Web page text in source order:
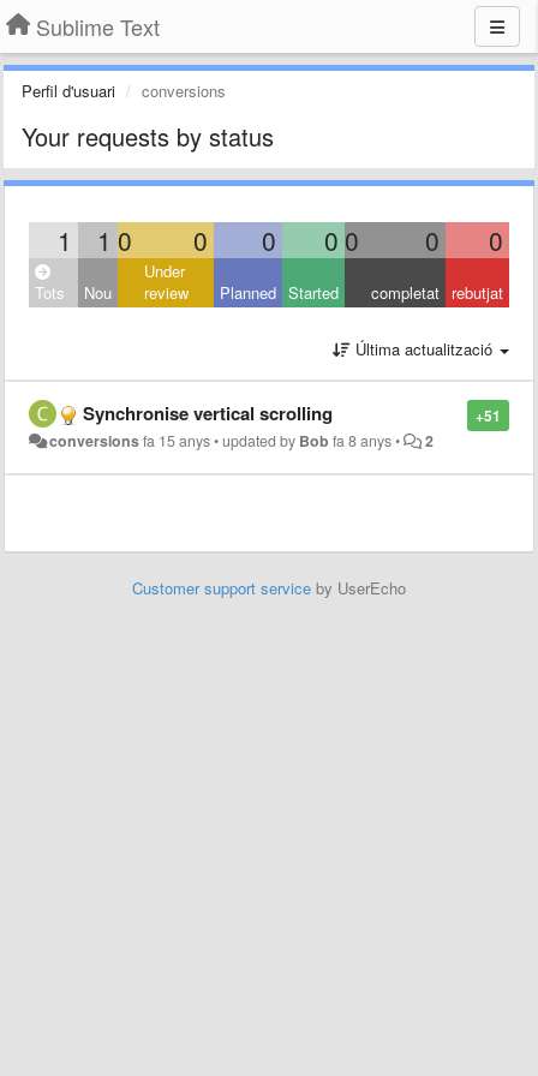
Sublime Text
Perfil d'usuari conversions
Your requests by status
1 1 0 0 0 0 0 0 0
Tots Nou
Under
review
Planned Started completat rebutjat
Última actualització
+51
Synchronise vertical scrolling
conversionsfa 15 anys•updated by Bob fa 8 anys• 2
Customer support service by UserEcho